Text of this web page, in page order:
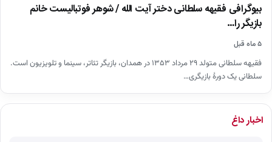
بیوگرافی فقیهه سلطانی دختر آیت الله / شوهر فوتبالیست خانم
بازیگر را…
۵ ماه قبل
فقیهه سلطانی متولد ۲۹ مرداد ۱۳۵۳ در همدان، بازیگر تئاتر، سینما و تلویزیون است.
سلطانی یک دورهٔ بازیگری…
اخبار داغ